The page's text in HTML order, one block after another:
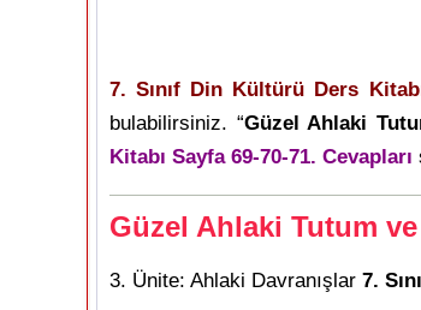
7. Sınıf Din Kültürü Ders
bulabilirsiniz. “Güzel Ahlaki
Kitabı Sayfa 69-70-71. Cevapları
Güzel Ahlaki Tutum ve
3. Ünite: Ahlaki Davranışlar 7.